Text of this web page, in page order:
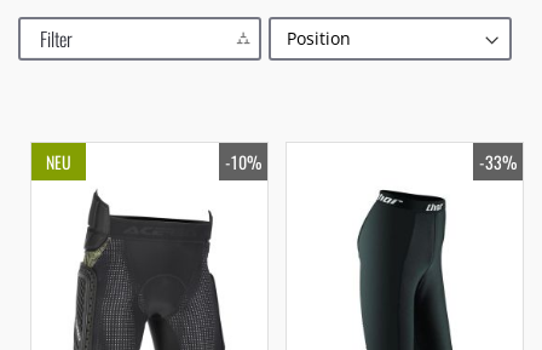
Filter
NEU -10% -33%